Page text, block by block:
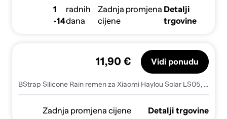
1
-14
radnih
dana
Zadnja promjena
cijene
Detalji
trgovine
BStrap Silicone Rain remen za Xiaomi Haylou Solar LS05, teal (SSG014C2008)
11,90 € Vidi ponudu
Zadnja promjena cijene Detalji trgovine